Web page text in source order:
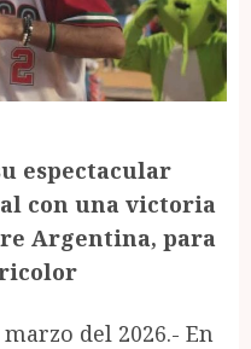
espectacular
con una victoria
Argentina, para
del 2026.- En